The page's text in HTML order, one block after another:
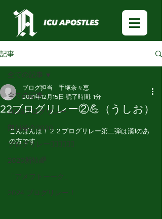
記事
全ての記事
2025ブログリレー
部員紹介2020
ブログリレー🏃🏻‍♂️🏃🏻‍♀️
2020新歓🌈
「アメフトーーク」
2024 ブログリレー！
全ての記事
22ブログリレー②💪（うしお）
ブログ担当 手塚奈々恵
2021年12月15日 読了時間: 1分
こんばんは！２２ブログリレー第二弾は漢❗️のあ
の方です